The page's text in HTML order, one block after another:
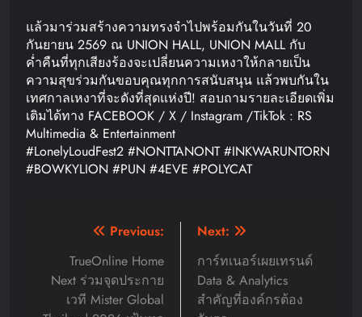
แล้วมาร่วมสร้างความทรงจำไปพร้อมกันในวันที่ 20
กันยายน 2569 ณ UNION HALL, UNION MALL กับ
ค่ำคืนที่ทุกเสียงร้องจะเปลี่ยนความเหงาให้กลายเป็น
ความสุขร่วมกันขอบคุณทุกการสนับสนุน แล้วพบกันใน
เทศกาลเหงาที่จะดังที่สุดแห่งปี! สอบถามรายละเอียดเพิ่ม
เติมได้ทาง FACEBOOK / X / Instagram /TikTok : RS
Multimedia & Entertainment
#LonelyLoudFest2 #NONTTANONT #INKWARUNTORN
#BOWKYLION #PUN #4EVE #POLYCAT
navigation
Previous:
TrueOnline Home
Next ร่วมจุดประกาย
เวที Mister Global
Next:
การ์ทเนอร์เผยเทรนด์
Data & Analytics
สำคัญที่องค์กรต้อง